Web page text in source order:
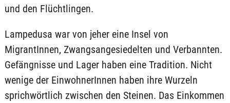
und den Flüchtlingen.
Lampedusa war von jeher eine Insel von
MigrantInnen, Zwangsangesiedelten und Verbannten.
Gefängnisse und Lager haben eine Tradition. Nicht
wenige der EinwohnerInnen haben ihre Wurzeln
sprichwörtlich zwischen den Steinen. Das Einkommen